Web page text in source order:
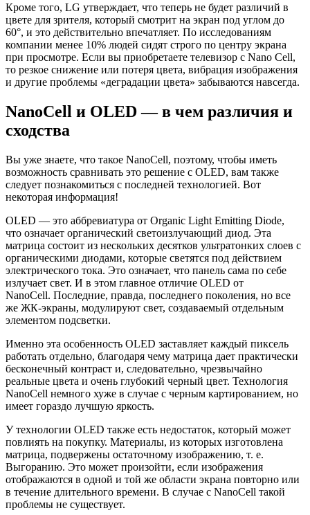
Кроме того, LG утверждает, что теперь не будет различий в
цвете для зрителя, который смотрит на экран под углом до
60°, и это действительно впечатляет. По исследованиям
компании менее 10% людей сидят строго по центру экрана
при просмотре. Если вы приобретаете телевизор с Nano Cell,
то резкое снижение или потеря цвета, вибрация изображения
и другие проблемы «деградации цвета» забываются навсегда.
NanoCell и OLED — в чем различия и
сходства
Вы уже знаете, что такое NanoCell, поэтому, чтобы иметь
возможность сравнивать это решение с OLED, вам также
следует познакомиться с последней технологией. Вот
некоторая информация!
OLED — это аббревиатура от Organic Light Emitting Diode,
что означает органический светоизлучающий диод. Эта
матрица состоит из нескольких десятков ультратонких слоев с
органическими диодами, которые светятся под действием
электрического тока. Это означает, что панель сама по себе
излучает свет. И в этом главное отличие OLED от
NanoCell. Последние, правда, последнего поколения, но все
же ЖК-экраны, модулируют свет, создаваемый отдельным
элементом подсветки.
Именно эта особенность OLED заставляет каждый пиксель
работать отдельно, благодаря чему матрица дает практически
бесконечный контраст и, следовательно, чрезвычайно
реальные цвета и очень глубокий черный цвет. Технология
NanoCell немного хуже в случае с черным картированием, но
имеет гораздо лучшую яркость.
У технологии OLED также есть недостаток, который может
повлиять на покупку. Материалы, из которых изготовлена ​​
матрица, подвержены остаточному изображению, т. е.
Выгоранию. Это может произойти, если изображения
отображаются в одной и той же области экрана повторно или
в течение длительного времени. В случае с NanoCell такой
проблемы не существует.